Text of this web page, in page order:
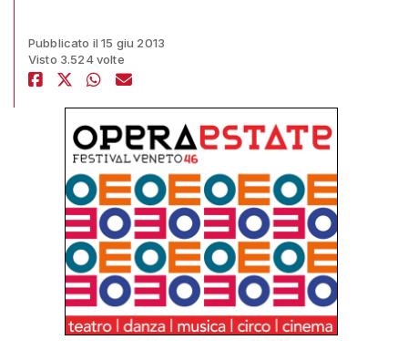
Pubblicato il 15 giu 2013
Visto 3.524 volte